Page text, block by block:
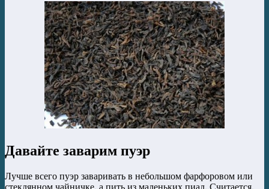
Давайте заварим пуэр
Лучше всего пуэр заваривать в небольшом фарфоровом или
стеклянном чайничке, а пить из маленьких пиал. Считается,